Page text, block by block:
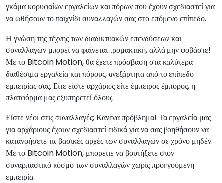
γκάμα κορυφαίων εργαλείων και πόρων που έχουν σχεδιαστεί για
να ωθήσουν το παιχνίδι συναλλαγών σας στο επόμενο επίπεδο.
Η γνώση της τέχνης των διαδικτυακών επενδύσεων και
συναλλαγών μπορεί να φαίνεται τρομακτική, αλλά μην φοβάστε!
Με το Bitcoin Motion, θα έχετε πρόσβαση στα καλύτερα
διαθέσιμα εργαλεία και πόρους, ανεξάρτητα από το επίπεδο
εμπειρίας σας. Είτε είστε αρχάριος είτε έμπειρος έμπορος, η
πλατφόρμα μας εξυπηρετεί όλους.
Είστε νέοι στις συναλλαγές; Κανένα πρόβλημα! Τα εργαλεία μας
για αρχάριους έχουν σχεδιαστεί ειδικά για να σας βοηθήσουν να
κατανοήσετε τις βασικές αρχές των συναλλαγών σε χρόνο μηδέν.
Με το Bitcoin Motion, μπορείτε να βουτήξετε στον
συναρπαστικό κόσμο των συναλλαγών χωρίς προηγούμενη
εμπειρία.